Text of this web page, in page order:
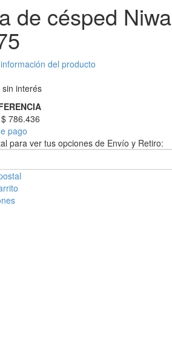
de césped Niwa
del producto
sin interés
$ 786.436
pago
para ver tus opciones de Envío y Retiro: